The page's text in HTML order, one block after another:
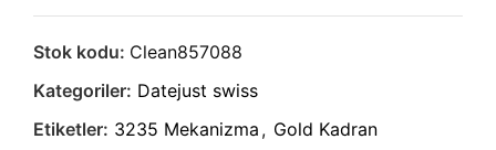
Stok kodu: Clean857088
Kategoriler: Datejust swiss
Etiketler: 3235 Mekanizma , Gold Kadran